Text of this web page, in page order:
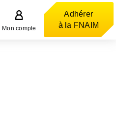
Mon compte
Adhérer
à la FNAIM